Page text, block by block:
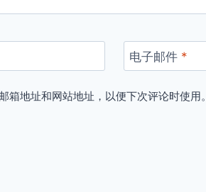
电子邮件 *
箱地址和网站地址，以便下次评论时使用。